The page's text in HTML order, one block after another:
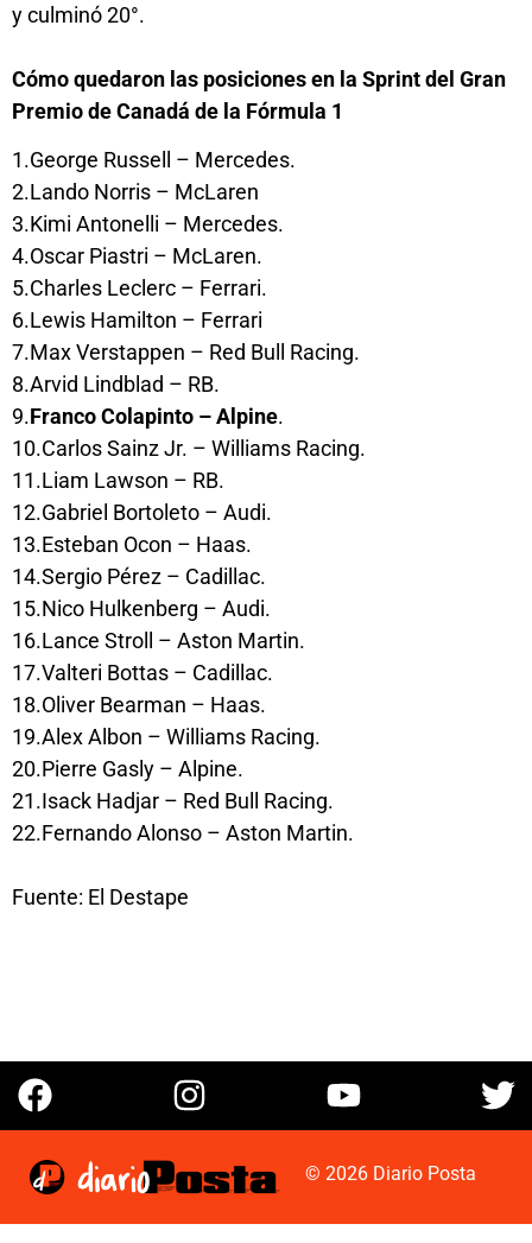
y culminó 20°.
Cómo quedaron las posiciones en la Sprint del Gran
Premio de Canadá de la Fórmula 1
1.George Russell – Mercedes.
2.Lando Norris – McLaren
3.Kimi Antonelli – Mercedes.
4.Oscar Piastri – McLaren.
5.Charles Leclerc – Ferrari.
6.Lewis Hamilton – Ferrari
7.Max Verstappen – Red Bull Racing.
8.Arvid Lindblad – RB.
9.Franco Colapinto – Alpine.
10.Carlos Sainz Jr. – Williams Racing.
11.Liam Lawson – RB.
12.Gabriel Bortoleto – Audi.
13.Esteban Ocon – Haas.
14.Sergio Pérez – Cadillac.
15.Nico Hulkenberg – Audi.
16.Lance Stroll – Aston Martin.
17.Valteri Bottas – Cadillac.
18.Oliver Bearman – Haas.
19.Alex Albon – Williams Racing.
20.Pierre Gasly – Alpine.
21.Isack Hadjar – Red Bull Racing.
22.Fernando Alonso – Aston Martin.
Fuente: El Destape
© 2026 Diario Posta